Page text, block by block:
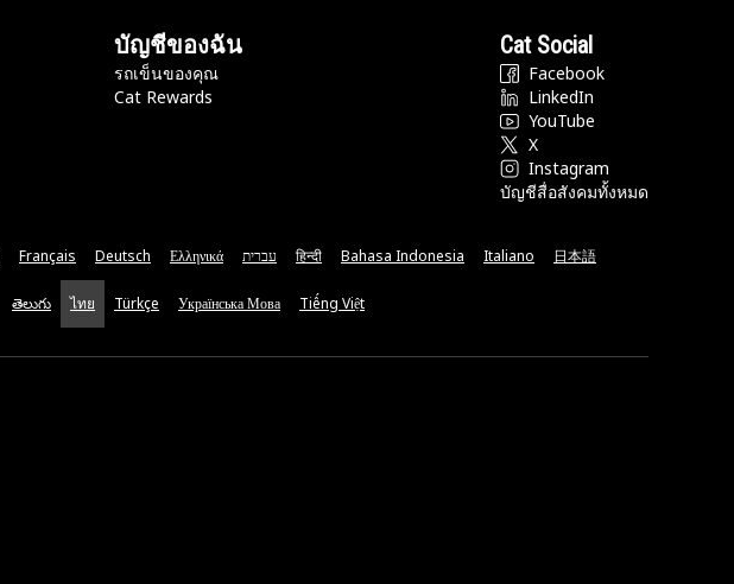
บัญชีของฉัน
รถเข็นของคุณ
Cat Rewards
Cat Social
Facebook
LinkedIn
YouTube
X
Instagram
บัญชีสื่อสังคมทั้งหมด
Français Deutsch Ελληνικά עברית हिन्दी Bahasa Indonesia Italiano 日本語
తెలుగు ไทย Türkçe Українська Мова Tiếng Việt